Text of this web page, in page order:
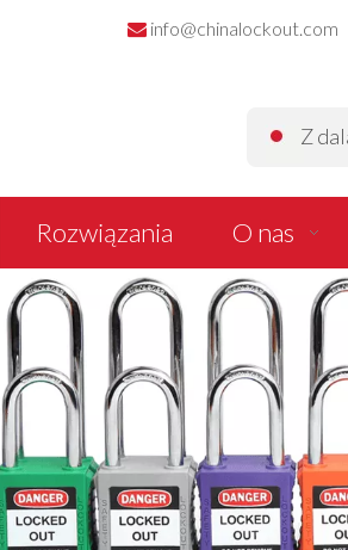
 info@chinalockout.com
Z dala
Rozwiązania O nas